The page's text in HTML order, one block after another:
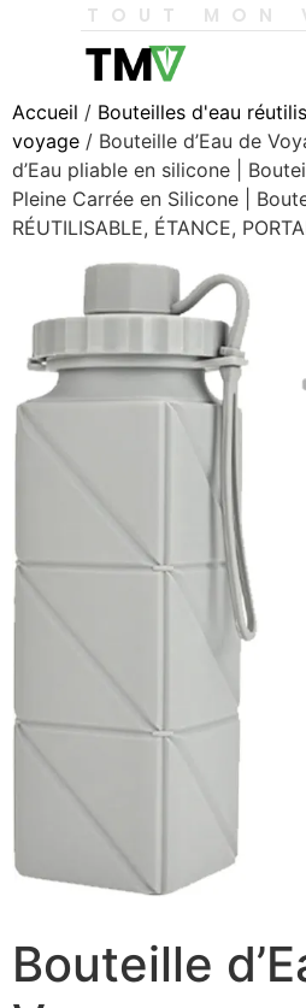
TOUT MON
Accueil / Bouteilles d'eau
voyage / Bouteille d’Eau de
d’Eau pliable en silicone |
Pleine Carrée en Silicone |
RÉUTILISABLE, ÉTANCE,
Bouteille